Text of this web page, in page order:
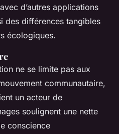
d’autres applications
des différences tangibles
écologiques.
ne se limite pas aux
communautaire,
un acteur de
soulignent une nette
conscience